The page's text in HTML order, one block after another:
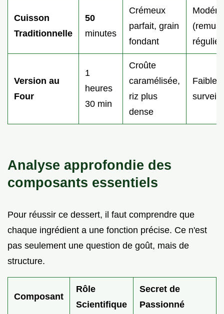
Cuisson
Traditionnelle
50
minutes
Crémeux
parfait, grain
fondant
Modéré
Version au
Four
1
heures
30 min
Croûte
caramélisée,
riz plus
dense
Faible
Analyse approfondie des
composants essentiels
Pour réussir ce dessert, il faut comprendre que
chaque ingrédient a une fonction précise. Ce n'est
pas seulement une question de goût, mais de
structure.
Composant
Rôle
Scientifique
Secret de
Passionné